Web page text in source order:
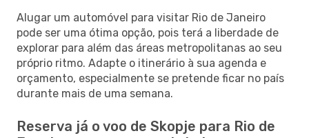
Alugar um automóvel para visitar Rio de Janeiro
pode ser uma ótima opção, pois terá a liberdade de
explorar para além das áreas metropolitanas ao seu
próprio ritmo. Adapte o itinerário à sua agenda e
orçamento, especialmente se pretende ficar no país
durante mais de uma semana.
Reserva já o voo de Skopje para Rio de